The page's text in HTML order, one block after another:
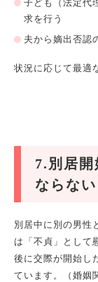
子ども（法定代
求を行う
夫から嫡出否認
状況に応じて最適
7.別居
ならない
別居中に別の男性
は「不貞」として
後に交際が開始し
ています。（婚姻